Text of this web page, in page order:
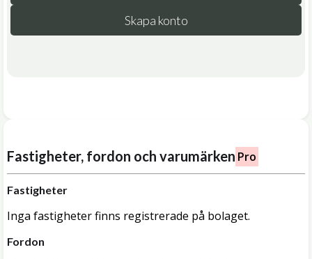
Skapa konto
Fastigheter, fordon och varumärken Pro
Fastigheter
Inga fastigheter finns registrerade på bolaget.
Fordon